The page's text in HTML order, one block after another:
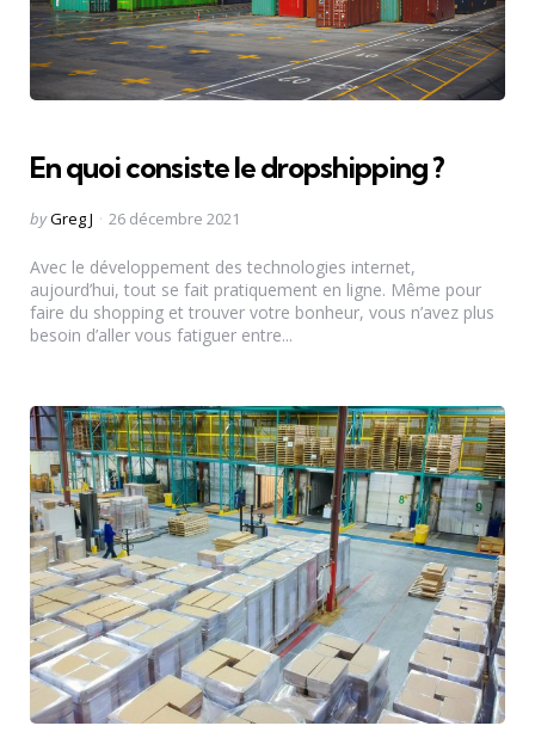
En quoi consiste le dropshipping ?
Posted
byGreg J 26 décembre 2021
Avec le développement des technologies internet,
aujourd’hui, tout se fait pratiquement en ligne. Même pour
faire du shopping et trouver votre bonheur, vous n’avez plus
besoin d’aller vous fatiguer entre...